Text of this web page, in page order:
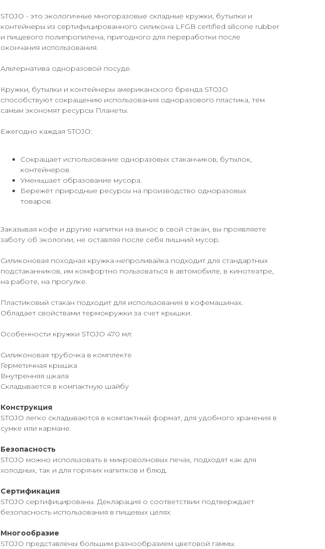
STOJO - это экологичные многоразовые складные кружки, бутылки и
контейнеры из сертифицированного силикона LFGB certified silicone rubber
и пищевого полипропилена, пригодного для переработки после
окончания использования.
Альтернатива одноразовой посуде.
Кружки, бутылки и контейнеры американского бренда STOJO
способствуют сокращению использования одноразового пластика, тем
самым экономят ресурсы Планеты.
Ежегодно каждая STOJO:
Сокращает использование одноразовых стаканчиков, бутылок,
контейнеров.
Уменьшает образование мусора.
Бережёт природные ресурсы на производство одноразовых
товаров.
Заказывая кофе и другие напитки на вынос в свой стакан, вы проявляете
заботу об экологии, не оставляя после себя лишний мусор.
Силиконовая походная кружка-непроливайка подходит для стандартных
подстаканников, им комфортно пользоваться в автомобиле, в кинотеатре,
на работе, на прогулке.
Пластиковый стакан подходит для использования в кофемашинах.
Обладает свойствами термокружки за счет крышки.
Особенности кружки STOJO 470 мл:
Силиконовая трубочка в комплекте
Герметичная крышка
Внутренняя шкала
Складывается в компактную шайбу
Конструкция
STOJO легко складываются в компактный формат, для удобного хранения в
сумке или кармане.
Безопасность
STOJO можно использовать в микроволновых печах, подходят как для
холодных, так и для горячих напитков и блюд.
Сертификация
STOJO сертифицированы. Декларация o соответствии подтверждает
безопасность использования в пищевых целях.
Многообразие
STOJO представлены большим разнообразием цветовой гаммы.